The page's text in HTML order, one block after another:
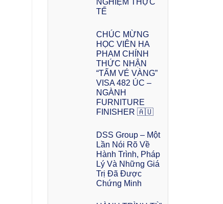
TẾ
CHÚC MỪNG
HỌC VIÊN HA
PHAM CHÍNH
THỨC NHẬN
“TẤM VÉ VÀNG”
VISA 482 ÚC –
NGÀNH
FURNITURE
FINISHER 🇦🇺
DSS Group – Một
Lần Nói Rõ Về
Hành Trình, Pháp
Lý Và Những Giá
Trị Đã Được
Chứng Minh